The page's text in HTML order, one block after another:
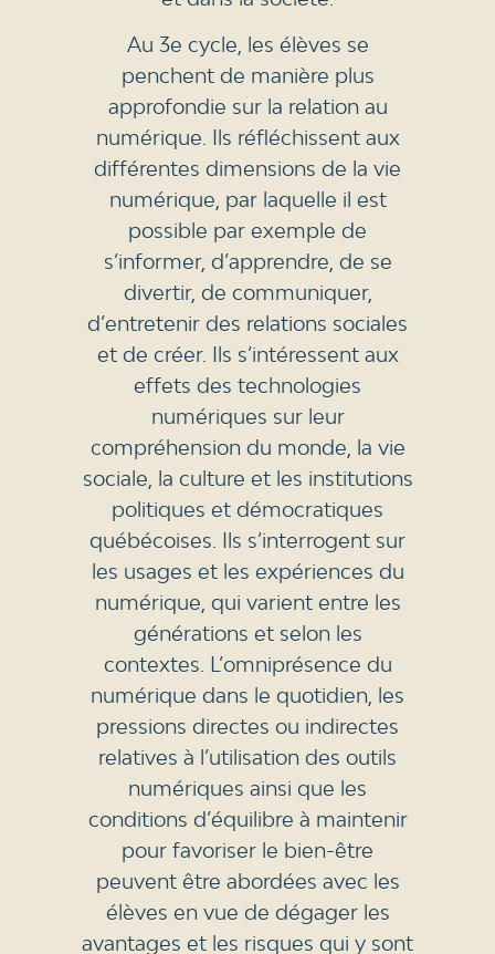
Au 3e cycle, les élèves se
penchent de manière plus
approfondie sur la relation au
numérique. Ils réfléchissent aux
différentes dimensions de la vie
numérique, par laquelle il est
possible par exemple de
s’informer, d’apprendre, de se
divertir, de communiquer,
d’entretenir des relations sociales
et de créer. Ils s’intéressent aux
effets des technologies
numériques sur leur
compréhension du monde, la vie
sociale, la culture et les institutions
politiques et démocratiques
québécoises. Ils s’interrogent sur
les usages et les expériences du
numérique, qui varient entre les
générations et selon les
contextes. L’omniprésence du
numérique dans le quotidien, les
pressions directes ou indirectes
relatives à l’utilisation des outils
numériques ainsi que les
conditions d’équilibre à maintenir
pour favoriser le bien-être
peuvent être abordées avec les
élèves en vue de dégager les
avantages et les risques qui y sont